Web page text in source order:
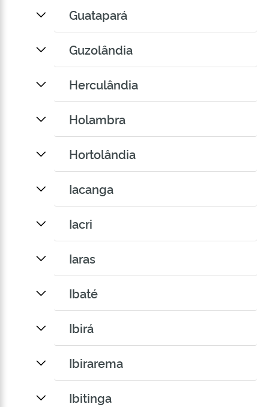
Guatapará
Guzolândia
Herculândia
Holambra
Hortolândia
Iacanga
Iacri
Iaras
Ibaté
Ibirá
Ibirarema
Ibitinga